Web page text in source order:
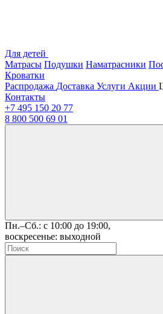
Для детей
Матрасы Подушки Наматрасники
Кроватки
Распродажа Доставка Услуги Акции
Контакты
+7 495 150 20 77
8 800 500 69 01
Пн.–Сб.: с 10:00 до 19:00,
воскресенье: выходной